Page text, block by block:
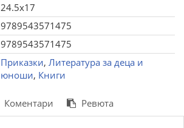
24.5x17
9789543571475
9789543571475
Приказки, Литература за деца и
юноши, Книги
Коментари Ревюта